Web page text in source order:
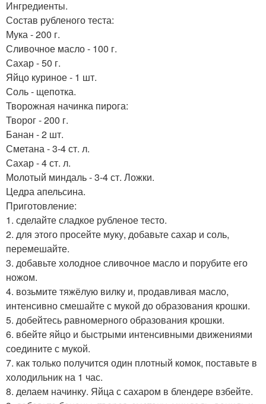
Ингредиенты.
Состав рубленого теста:
Мука - 200 г.
Сливочное масло - 100 г.
Сахар - 50 г.
Яйцо куриное - 1 шт.
Соль - щепотка.
Творожная начинка пирога:
Творог - 200 г.
Банан - 2 шт.
Сметана - 3-4 ст. л.
Сахар - 4 ст. л.
Молотый миндаль - 3-4 ст. Ложки.
Цедра апельсина.
Приготовление:
1. сделайте сладкое рубленое тесто.
2. для этого просейте муку, добавьте сахар и соль,
перемешайте.
3. добавьте холодное сливочное масло и порубите его
ножом.
4. возьмите тяжёлую вилку и, продавливая масло,
интенсивно смешайте с мукой до образования крошки.
5. добейтесь равномерного образования крошки.
6. вбейте яйцо и быстрыми интенсивными движениями
соедините с мукой.
7. как только получится один плотный комок, поставьте в
холодильник на 1 час.
8. делаем начинку. Яйца с сахаром в блендере взбейте.